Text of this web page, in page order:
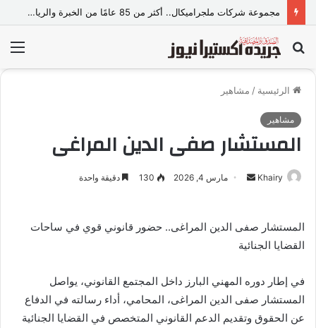
مجموعة شركات ملجراميكال.. أكثر من 85 عامًا من الخبرة والريادة في صناعة وتجارة الموازين
بحث
عن
الرئيسية / مشاهير
مشاهير
المستشار صفى الدين المراغى
Khairy
ل
ب
ي
د
مارس 4, 2026 130 دقيقة واحدة
المستشار صفى الدين المراغى.. حضور قانوني قوي في ساحات
القضايا الجنائية
في إطار دوره المهني البارز داخل المجتمع القانوني، يواصل
المستشار صفى الدين المراغى، المحامي، أداء رسالته في الدفاع
عن الحقوق وتقديم الدعم القانوني المتخصص في القضايا الجنائية